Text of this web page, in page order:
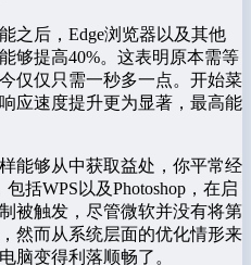
之后，Edge浏览器以及其他
够提高40%。这表明原本需等
仅仅只需一秒多一点。开始菜
应速度提升更为显著，最高能
能够从中获取益处，你平常经
括WPS以及Photoshop，在启
被触发，尽管微软并没有将第
然而从系统层面的优化情形来
脑变得利落顺畅了。